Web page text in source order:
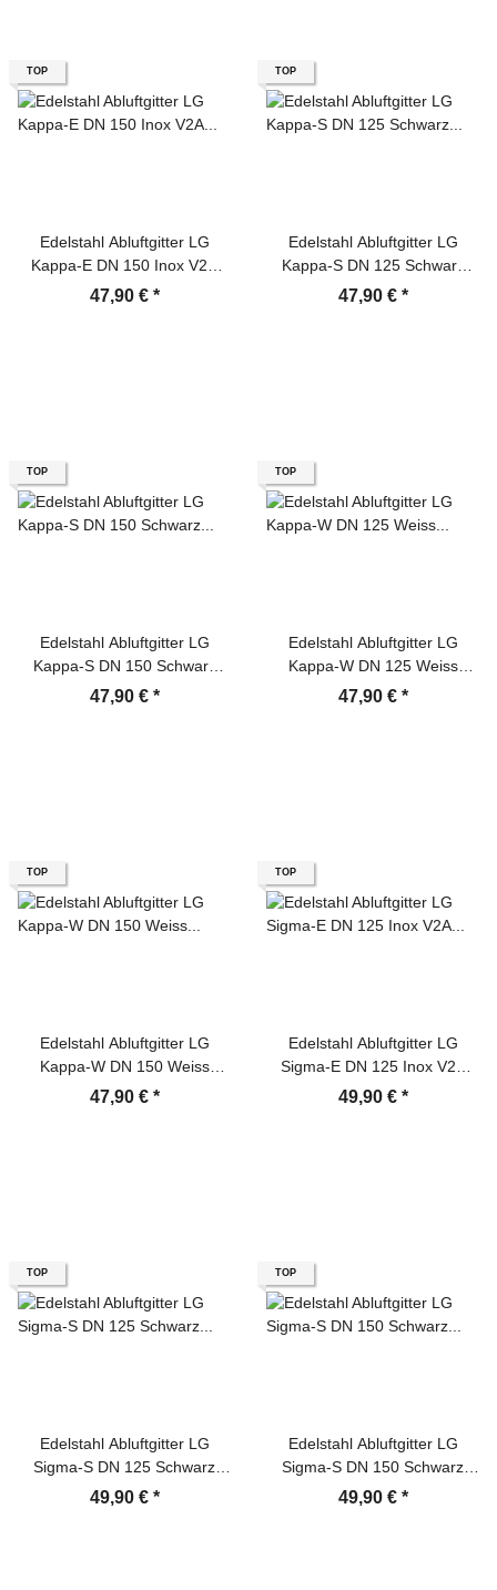
TOP
Edelstahl Abluftgitter LG
Kappa-E DN 150 Inox V2A
Rohranschluss
47,90 € *
TOP
Edelstahl Abluftgitter LG
Kappa-S DN 125 Schwarz
Pulverbeschichtet
47,90 € *
TOP
Edelstahl Abluftgitter LG
Kappa-S DN 150 Schwarz
Pulverbeschichtet
47,90 € *
TOP
Edelstahl Abluftgitter LG
Kappa-W DN 125 Weiss
Pulverbeschichtet
47,90 € *
TOP
Edelstahl Abluftgitter LG
Kappa-W DN 150 Weiss
Pulverbeschichtet
47,90 € *
TOP
Edelstahl Abluftgitter LG
Sigma-E DN 125 Inox V2A
Lamellengitter mit
49,90 € *
TOP
Edelstahl Abluftgitter LG
Sigma-S DN 125 Schwarz
Pulverbeschichtet
49,90 € *
TOP
Edelstahl Abluftgitter LG
Sigma-S DN 150 Schwarz
Pulverbeschichtet
49,90 € *